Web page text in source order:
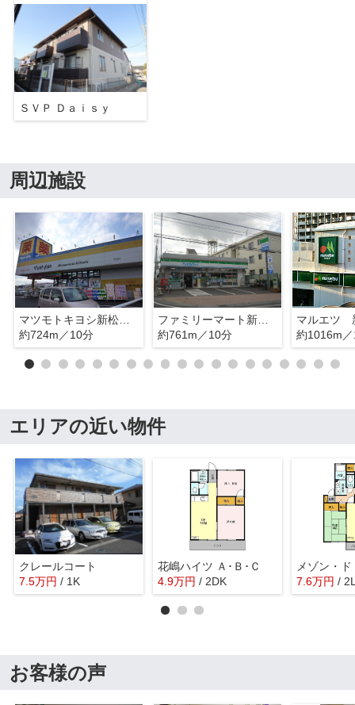
ＳＶＰ Ｄａｉｓｙ
周辺施設
マツモトキヨシ新松戸店
約724m／10分
ファミリーマート新松戸店
約761m／10分
マルエツ
約1016m
エリアの近い物件
クレールコート
7.5万円 / 1K
花嶋ハイツ Ａ･Ｂ･Ｃ
4.9万円 / 2DK 7.6万円 /
お客様の声